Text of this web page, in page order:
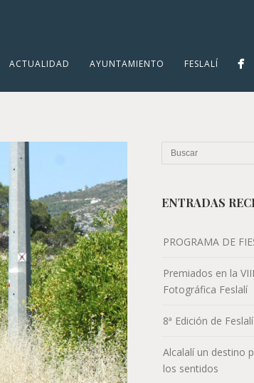
ACTUALIDAD AYUNTAMIENTO FESLALÍ
ENTRADAS
PROGRAMA DE
Premiados en la
Fotográfica Feslalí
8ª Edición de Feslalí
Alcalalí un destino
los sentidos